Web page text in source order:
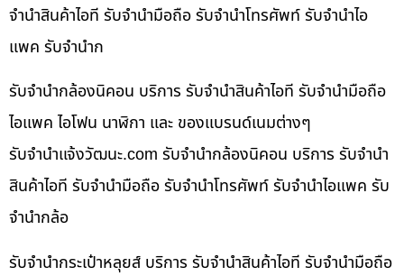
จำนำสินค้าไอที รับจำนำมือถือ รับจำนำโทรศัพท์ รับจำนำไอ
แพค รับจำนำก
รับจำนำกล้องนิคอน บริการ รับจำนำสินค้าไอที รับจำนำมือถือ
ไอแพค ไอโฟน นาฬิกา และ ของแบรนด์เนมต่างๆ
รับจํานําแจ้งวัฒนะ.com รับจำนำกล้องนิคอน บริการ รับจำนำ
สินค้าไอที รับจำนำมือถือ รับจำนำโทรศัพท์ รับจำนำไอแพค รับ
จำนำกล้อ
รับจำนำกระเป๋าหลุยส์ บริการ รับจำนำสินค้าไอที รับจำนำมือถือ